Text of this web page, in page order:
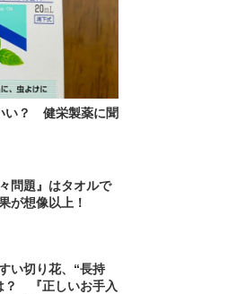
い？ 健栄製薬に聞
問題』はタオルで
が想像以上！
い切り花、“長持
？ 『正しいお手入